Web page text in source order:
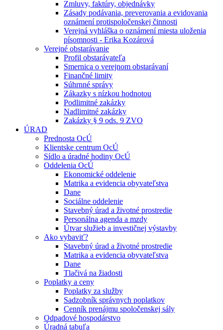
Zmluvy, faktúry, objednávky
Zásady podávania, preverovania a evidovania
oznámení protispoločenskej činnosti
Verejná vyhláška o oznámení miesta uloženia
písomnosti - Erika Kozárová
Verejné obstarávanie
Profil obstarávateľa
Smernica o verejnom obstarávaní
Finančné limity
Súhrnné správy
Zákazky s nízkou hodnotou
Podlimitné zakázky
Nadlimitné zakázky
Zakázky § 9 ods. 9 ZVO
ÚRAD
Prednosta OcÚ
Klientske centrum OcÚ
Sídlo a úradné hodiny OcÚ
Oddelenia OcÚ
Ekonomické oddelenie
Matrika a evidencia obyvateľstva
Dane
Sociálne oddelenie
Stavebný úrad a životné prostredie
Personálna agenda a mzdy
Útvar služieb a investičnej výstavby
Ako vybaviť?
Stavebný úrad a životné prostredie
Matrika a evidencia obyvateľstva
Dane
Tlačivá na žiadosti
Poplatky a ceny
Poplatky za služby
Sadzobník správnych poplatkov
Cenník prenájmu spoločenskej sály
Odpadové hospodárstvo
Úradná tabuľa